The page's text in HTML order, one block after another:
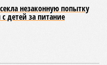
незаконную попытку
детей за питание